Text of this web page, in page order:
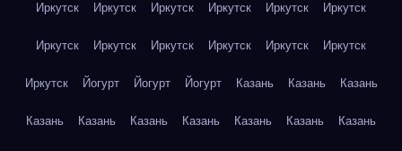
Иркутск Иркутск Иркутск Иркутск Иркутск Иркутск
Иркутск Иркутск Иркутск Иркутск Иркутск Иркутск
Иркутск Йогурт Йогурт Йогурт Казань Казань Казань
Казань Казань Казань Казань Казань Казань Казань